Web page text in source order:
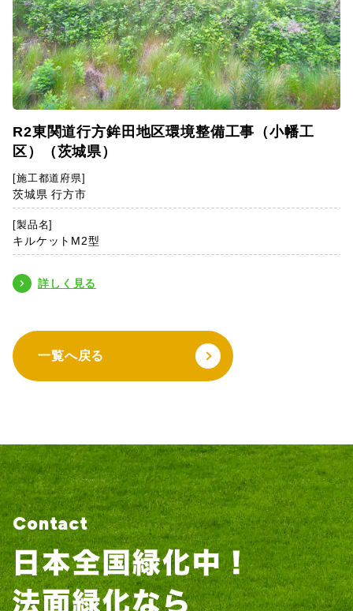
R2東関道行方鉾田地区環境整備工事（小幡工
区）（茨城県）
[施工都道府県]
茨城県 行方市
[製品名]
キルケットM2型
詳しく見る
一覧へ戻る
Contact